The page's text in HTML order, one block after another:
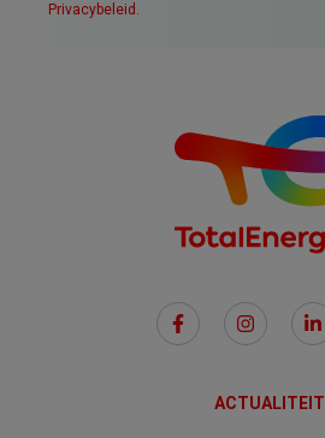
Privacybeleid.
Social
Links
ACTUALITEIT